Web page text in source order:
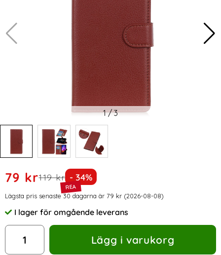
1/3
Handla denna produkt Samsung Galaxy J4 Plus - Litchi
rea pris
79 krtidigare pris
119 kr Priset är nedsatt med
- 34%
Prishistorik
Lägsta pris senaste 30 dagarna är 79 kr (2026-08-08)
Tillgänglighet:
I lager för omgående leverans
antal
Lägg i varukorg